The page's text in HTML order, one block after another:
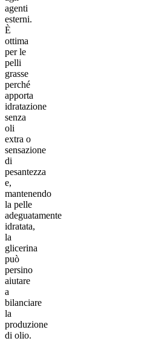
agenti
esterni.
È
ottima
per le
pelli
grasse
perché
apporta
idratazione
senza
oli
extra o
sensazione
di
pesantezza
e,
mantenendo
la pelle
adeguatamente
idratata,
la
glicerina
può
persino
aiutare
a
bilanciare
la
produzione
di olio.